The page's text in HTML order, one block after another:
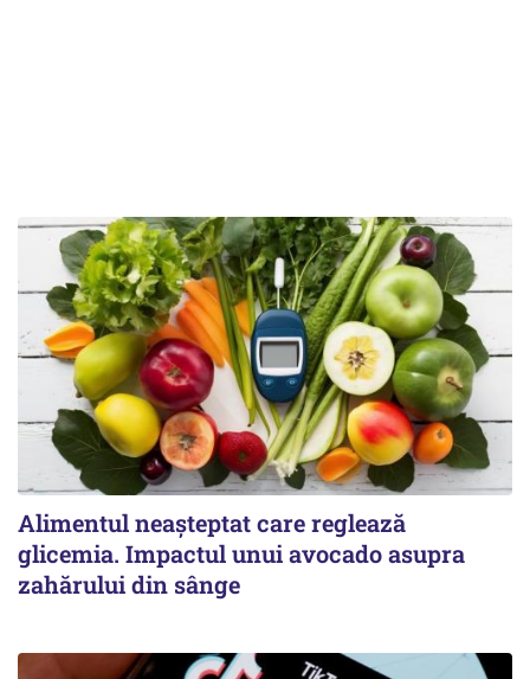
Alimentul neașteptat care reglează
glicemia. Impactul unui avocado asupra
zahărului din sânge